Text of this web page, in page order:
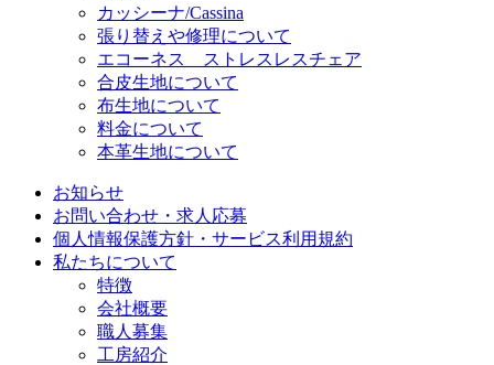
カッシーナ/Cassina
張り替えや修理について
エコーネス ストレスレスチェア
合皮生地について
布生地について
料金について
本革生地について
お知らせ
お問い合わせ・求人応募
個人情報保護方針・サービス利用規約
私たちについて
特徴
会社概要
職人募集
工房紹介